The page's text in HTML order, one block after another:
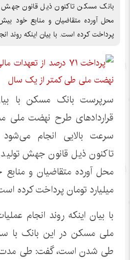
بانک مسکن تاکنون ذیل قانون جهش
پرداخت کرده است. با بیان اینکه روند
سرپرست بانک مسکن با بیان
قراردادهای طرح نهضت ملی
سرعت بالایی انجام
تاکنون ذیل قانون جهش
میلیارد تومان پرداخت کرده
با بیان اینکه روند انجام
ملی مسکن در این بانک با